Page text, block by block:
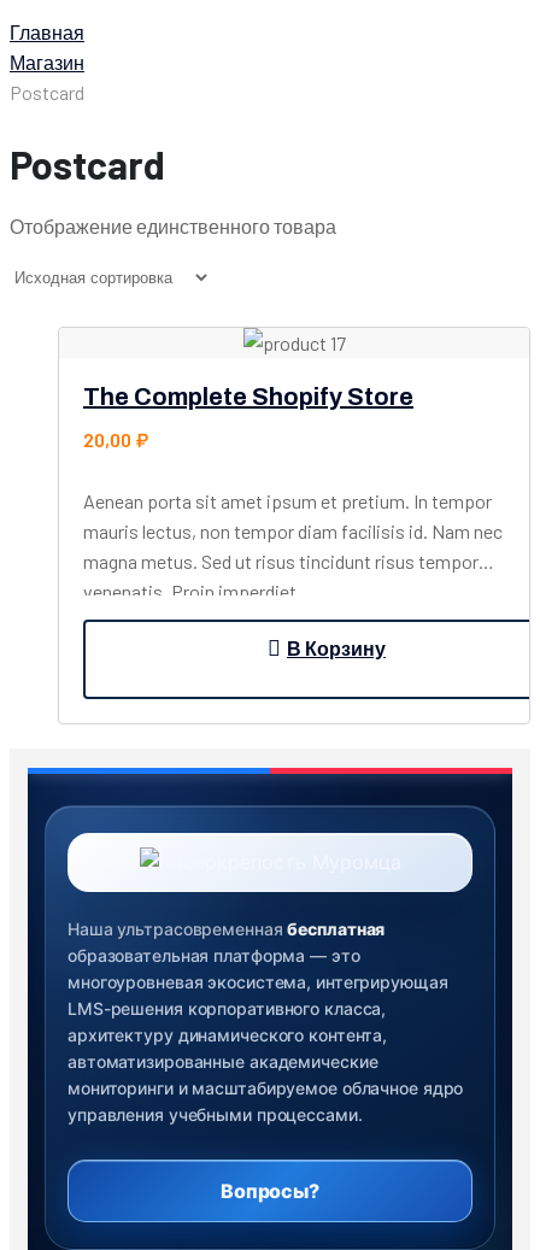
Главная
Магазин
Postcard
Postcard
Отображение единственного товара
The Complete Shopify Store
20,00 ₽
Aenean porta sit amet ipsum et pretium. In tempor
mauris lectus, non tempor diam facilisis id. Nam nec
magna metus. Sed ut risus tincidunt risus tempor
venenatis. Proin imperdiet…
В Корзину
Наша ультрасовременнаябесплатная
образовательная платформа — это
многоуровневая экосистема, интегрирующая
LMS-решения корпоративного класса,
архитектуру динамического контента,
автоматизированные академические
мониторинги и масштабируемое облачное ядро
управления учебными процессами.
Вопросы?